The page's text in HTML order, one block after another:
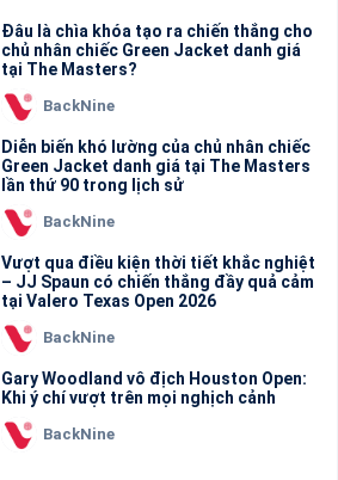
Đâu là chìa khóa tạo ra chiến thắng cho
chủ nhân chiếc Green Jacket danh giá
tại The Masters?
BackNine
Diễn biến khó lường của chủ nhân chiếc
Green Jacket danh giá tại The Masters
lần thứ 90 trong lịch sử
BackNine
Vượt qua điều kiện thời tiết khắc nghiệt
– JJ Spaun có chiến thắng đầy quả cảm
tại Valero Texas Open 2026
BackNine
Gary Woodland vô địch Houston Open:
Khi ý chí vượt trên mọi nghịch cảnh
BackNine